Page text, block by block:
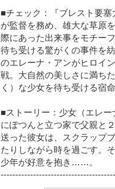
■チェック：『ブレスト要
が監督を務め、雄大な草原
際にあった出来事をモチー
待ち受ける驚がくの事件を
のエレーナ・アンがヒロイ
戦。大自然の美しさに満ち
く）な少女を待ち受ける宿
■ストーリー：少女（エレ
にぽつんと立つ家で父親と
送った彼女は、スクラップ
たりしながら時を過ごす。
少年が好意を抱き……。